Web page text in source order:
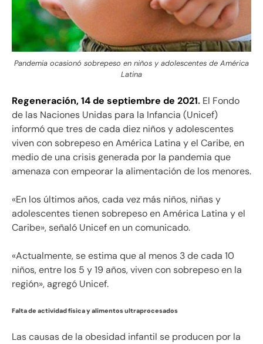
Pandemia ocasionó sobrepeso en niños y adolescentes de América
Latina
Regeneración, 14 de septiembre de 2021. El Fondo
de las Naciones Unidas para la Infancia (Unicef)
informó que tres de cada diez niños y adolescentes
viven con sobrepeso en América Latina y el Caribe, en
medio de una crisis generada por la pandemia que
amenaza con empeorar la alimentación de los menores.
«En los últimos años, cada vez más niños, niñas y
adolescentes tienen sobrepeso en América Latina y el
Caribe», señaló Unicef en un comunicado.
«Actualmente, se estima que al menos 3 de cada 10
niños, entre los 5 y 19 años, viven con sobrepeso en la
región», agregó Unicef.
Falta de actividad física y alimentos ultraprocesados
Las causas de la obesidad infantil se producen por la